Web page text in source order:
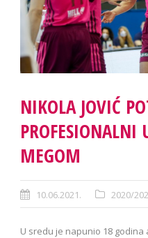
NIKOLA JOVIĆ
PROFESIONALNI
MEGOM
10.06.2021. 2020/
U sredu je napunio 18